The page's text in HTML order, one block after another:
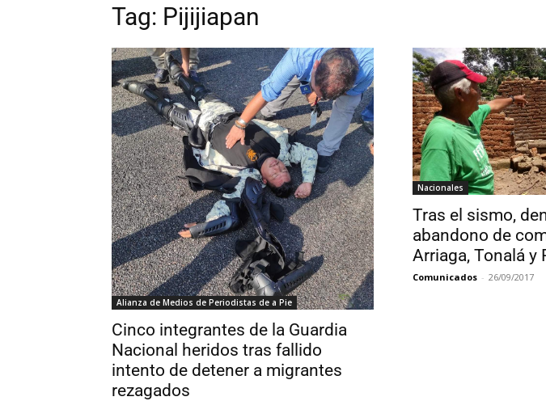
Tag: Pijijiapan
Alianza de Medios de Periodistas de a Pie
Cinco integrantes de la Guardia
Nacional heridos tras fallido
intento de detener a migrantes
rezagados
Nacionales
Tras el sismo,
abandono de
Arriaga, Tonalá y
Comunicados - 26/09/2017